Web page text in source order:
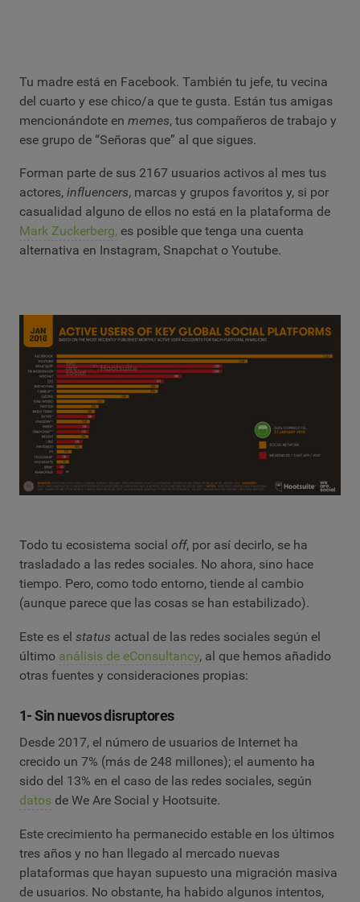
Tu madre está en Facebook. También tu jefe, tu vecina
del cuarto y ese chico/a que te gusta. Están tus amigas
mencionándote en memes, tus compañeros de trabajo y
ese grupo de “Señoras que” al que sigues.
Forman parte de sus 2167 usuarios activos al mes tus
actores, influencers, marcas y grupos favoritos y, si por
casualidad alguno de ellos no está en la plataforma de
Mark Zuckerberg, es posible que tenga una cuenta
alternativa en Instagram, Snapchat o Youtube.
Todo tu ecosistema social off, por así decirlo, se ha
trasladado a las redes sociales. No ahora, sino hace
tiempo. Pero, como todo entorno, tiende al cambio
(aunque parece que las cosas se han estabilizado).
Este es el status actual de las redes sociales según el
último análisis de eConsultancy, al que hemos añadido
otras fuentes y consideraciones propias:
1- Sin nuevos disruptores
Desde 2017, el número de usuarios de Internet ha
crecido un 7% (más de 248 millones); el aumento ha
sido del 13% en el caso de las redes sociales, según
datos de We Are Social y Hootsuite.
Este crecimiento ha permanecido estable en los últimos
tres años y no han llegado al mercado nuevas
plataformas que hayan supuesto una migración masiva
de usuarios. No obstante, ha habido algunos intentos,